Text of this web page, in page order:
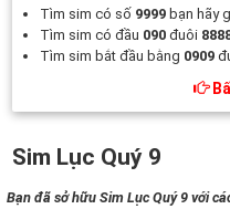
Tìm sim có số 9999 bạn hãy
Tìm sim có đầu 090 đuôi
Tìm sim bắt đầu bằng 0909
Sim Lục Quý 9
Bạn đã sở hữu Sim Lục Quý 9 với